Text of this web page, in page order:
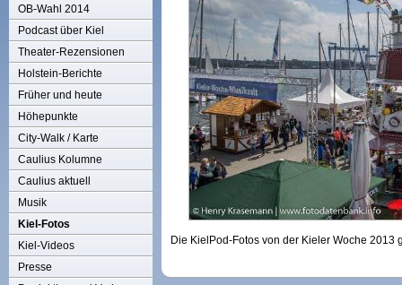
OB-Wahl 2014
Podcast über Kiel
Theater-Rezensionen
Holstein-Berichte
Früher und heute
Höhepunkte
City-Walk / Karte
Caulius Kolumne
Caulius aktuell
Musik
Kiel-Fotos
Kiel-Videos
Presse
Die KielPod-Fotos von der Kieler Woche 2013